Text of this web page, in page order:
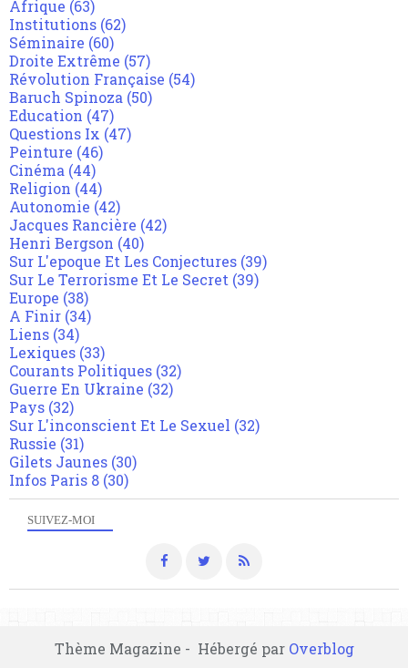
SUIVEZ-MOI
Afrique (63)
Institutions (62)
Séminaire (60)
Droite Extrême (57)
Révolution Française (54)
Baruch Spinoza (50)
Education (47)
Questions Ix (47)
Peinture (46)
Cinéma (44)
Religion (44)
Autonomie (42)
Jacques Rancière (42)
Henri Bergson (40)
Sur L'epoque Et Les Conjectures (39)
Sur Le Terrorisme Et Le Secret (39)
Europe (38)
A Finir (34)
Liens (34)
Lexiques (33)
Courants Politiques (32)
Guerre En Ukraine (32)
Pays (32)
Sur L'inconscient Et Le Sexuel (32)
Russie (31)
Gilets Jaunes (30)
Infos Paris 8 (30)
Thème Magazine - Hébergé par Overblog